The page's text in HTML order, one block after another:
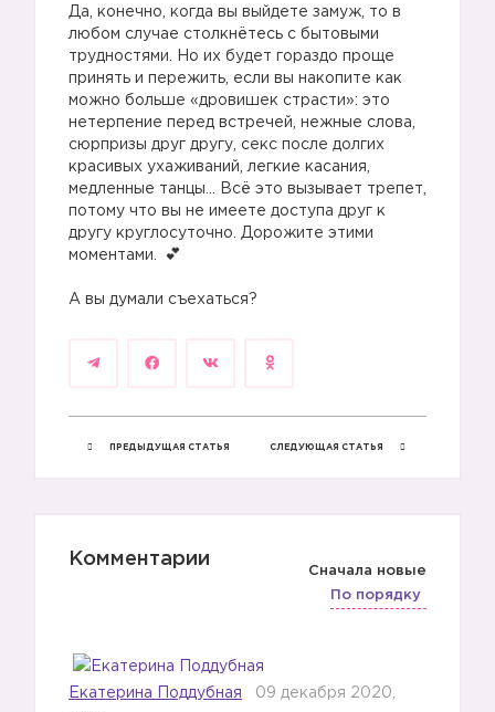
Да, конечно, когда вы выйдете замуж, то в
любом случае столкнётесь с бытовыми
трудностями. Но их будет гораздо проще
принять и пережить, если вы накопите как
можно больше «дровишек страсти»: это
нетерпение перед встречей, нежные слова,
сюрпризы друг другу, секс после долгих
красивых ухаживаний, легкие касания,
медленные танцы… Всё это вызывает трепет,
потому что вы не имеете доступа друг к
другу круглосуточно. Дорожите этими
моментами.
А вы думали съехаться?
ПРЕДЫДУЩАЯ СТАТЬЯ СЛЕДУЮЩАЯ СТАТЬЯ
Комментарии
Сначала новые
По порядку
Екатерина Поддубная
09 декабря 2020,